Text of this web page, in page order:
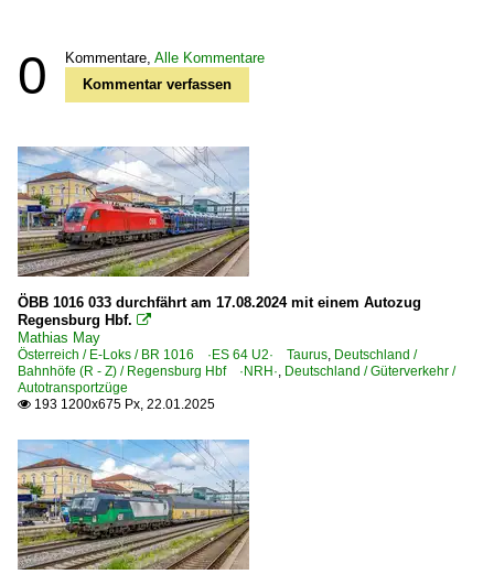
0 Kommentare, Alle Kommentare
Kommentar verfassen
ÖBB 1016 033 durchfährt am 17.08.2024 mit einem Autozug
Regensburg Hbf. 
Mathias May
Österreich / E-Loks / BR 1016 ·ES 64 U2· Taurus, Deutschland /
Bahnhöfe (R - Z) / Regensburg Hbf ·NRH·, Deutschland / Güterverkehr /
Autotransportzüge
 193 1200x675 Px, 22.01.2025